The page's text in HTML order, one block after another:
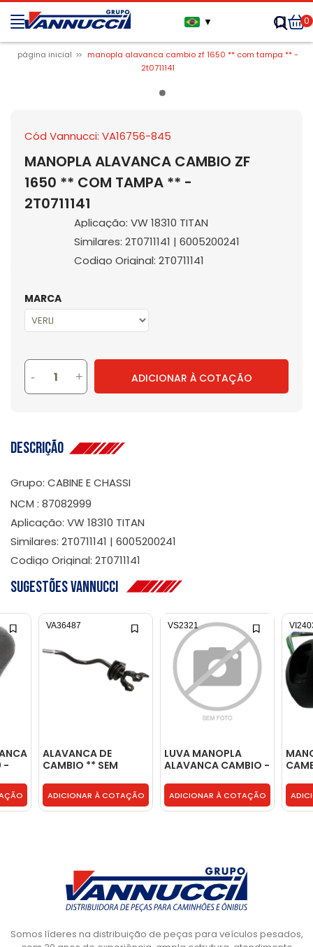
▼ 0
página inicial
manopla alavanca cambio zf 1650 ** com tampa ** -
2t0711141
Cód Vannucci: VA16756-845
MANOPLA ALAVANCA CAMBIO ZF
1650 ** COM TAMPA ** -
2T0711141
Aplicação: VW 18310 TITAN
Similares: 2T0711141 | 6005200241
Codigo Original: 2T0711141
MARCA
- + ADICIONAR À COTAÇÃO
Descrição
Grupo: CABINE E CHASSI
NCM : 87082999
Aplicação: VW 18310 TITAN
Similares: 2T0711141 | 6005200241
Codigo Original: 2T0711141
Sugestões Vannucci
-
ALAVANCA DE
CAMBIO ** SEM
20561212
ADICIONAR À COTAÇÃO
VA36487
LUVA MANOPLA
ALAVANCA CAMBIO -
ADICIONAR À COTAÇÃO
VS2321
-
Somos líderes na distribuição de peças para veículos pesados,